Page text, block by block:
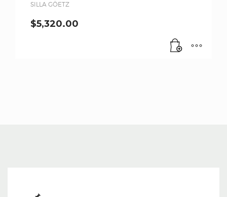
SILLA GÖETZ
$5,320.00